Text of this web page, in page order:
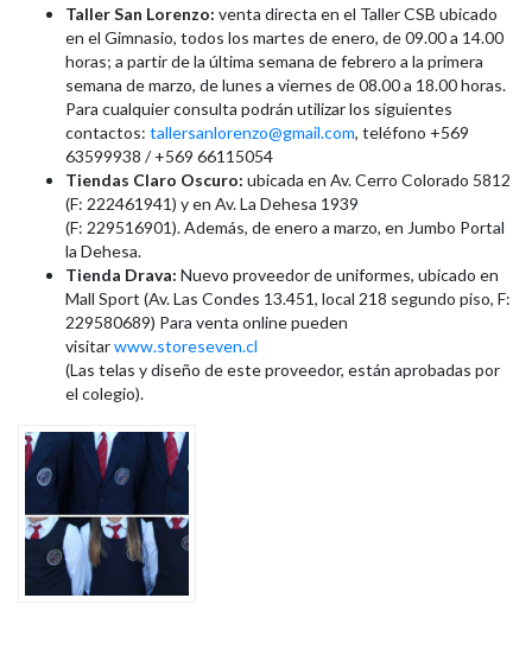
Taller San Lorenzo: venta directa en el Taller CSB ubicado
en el Gimnasio, todos los martes de enero, de 09.00 a 14.00
horas; a partir de la última semana de febrero a la primera
semana de marzo, de lunes a viernes de 08.00 a 18.00 horas.
Para cualquier consulta podrán utilizar los siguientes
contactos: tallersanlorenzo@gmail.com, teléfono +569
63599938 / +569 66115054
Tiendas Claro Oscuro: ubicada en Av. Cerro Colorado 5812
(F: 222461941) y en Av. La Dehesa 1939
(F: 229516901). Además, de enero a marzo, en Jumbo Portal
la Dehesa.
Tienda Drava: Nuevo proveedor de uniformes, ubicado en
Mall Sport (Av. Las Condes 13.451, local 218 segundo piso, F:
229580689) Para venta online pueden
visitarwww.storeseven.cl
(Las telas y diseño de este proveedor, están aprobadas por
el colegio).